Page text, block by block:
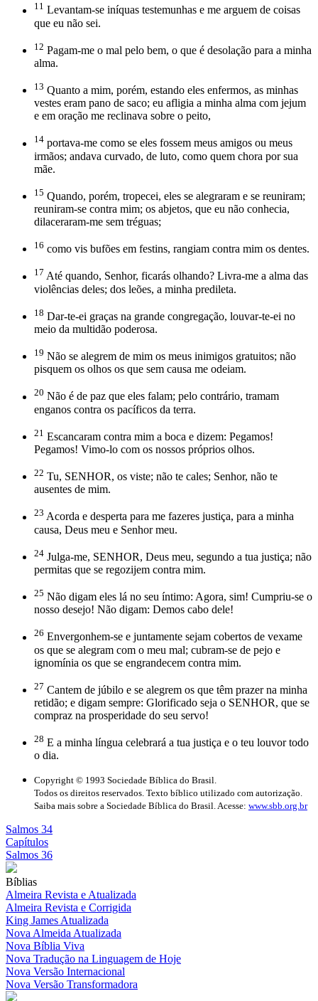
11 Levantam-se iníquas testemunhas e me arguem de coisas
que eu não sei.
12 Pagam-me o mal pelo bem, o que é desolação para a minha
alma.
13 Quanto a mim, porém, estando eles enfermos, as minhas
vestes eram pano de saco; eu afligia a minha alma com jejum
e em oração me reclinava sobre o peito,
14 portava-me como se eles fossem meus amigos ou meus
irmãos; andava curvado, de luto, como quem chora por sua
mãe.
15 Quando, porém, tropecei, eles se alegraram e se reuniram;
reuniram-se contra mim; os abjetos, que eu não conhecia,
dilaceraram-me sem tréguas;
16 como vis bufões em festins, rangiam contra mim os dentes.
17 Até quando, Senhor, ficarás olhando? Livra-me a alma das
violências deles; dos leões, a minha predileta.
18 Dar-te-ei graças na grande congregação, louvar-te-ei no
meio da multidão poderosa.
19 Não se alegrem de mim os meus inimigos gratuitos; não
pisquem os olhos os que sem causa me odeiam.
20 Não é de paz que eles falam; pelo contrário, tramam
enganos contra os pacíficos da terra.
21 Escancaram contra mim a boca e dizem: Pegamos!
Pegamos! Vimo-lo com os nossos próprios olhos.
22 Tu, SENHOR, os viste; não te cales; Senhor, não te
ausentes de mim.
23 Acorda e desperta para me fazeres justiça, para a minha
causa, Deus meu e Senhor meu.
24 Julga-me, SENHOR, Deus meu, segundo a tua justiça; não
permitas que se regozijem contra mim.
25 Não digam eles lá no seu íntimo: Agora, sim! Cumpriu-se o
nosso desejo! Não digam: Demos cabo dele!
26 Envergonhem-se e juntamente sejam cobertos de vexame
os que se alegram com o meu mal; cubram-se de pejo e
ignomínia os que se engrandecem contra mim.
27 Cantem de júbilo e se alegrem os que têm prazer na minha
retidão; e digam sempre: Glorificado seja o SENHOR, que se
compraz na prosperidade do seu servo!
28 E a minha língua celebrará a tua justiça e o teu louvor todo
o dia.
Copyright © 1993 Sociedade Bíblica do Brasil.
Todos os direitos reservados. Texto bíblico utilizado com autorização.
Saiba mais sobre a Sociedade Bíblica do Brasil. Acesse: www.sbb.org.br
Salmos 34
Capítulos
Salmos 36
Bíblias
Almeira Revista e Atualizada
Almeira Revista e Corrigida
King James Atualizada
Nova Almeida Atualizada
Nova Bíblia Viva
Nova Tradução na Linguagem de Hoje
Nova Versão Internacional
Nova Versão Transformadora